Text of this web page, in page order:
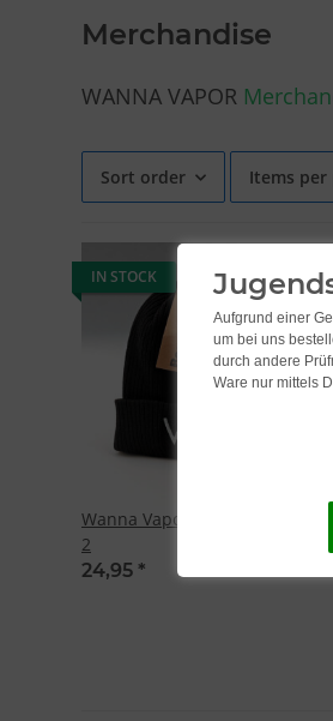
Merchandise
WANNA VAPOR
Sort order Items per
IN STOCK
Wanna Vapor Beanie Mütze Ver.
2
24,95 *
Aufgrund einer
um bei uns
durch andere
Ware nur mittels